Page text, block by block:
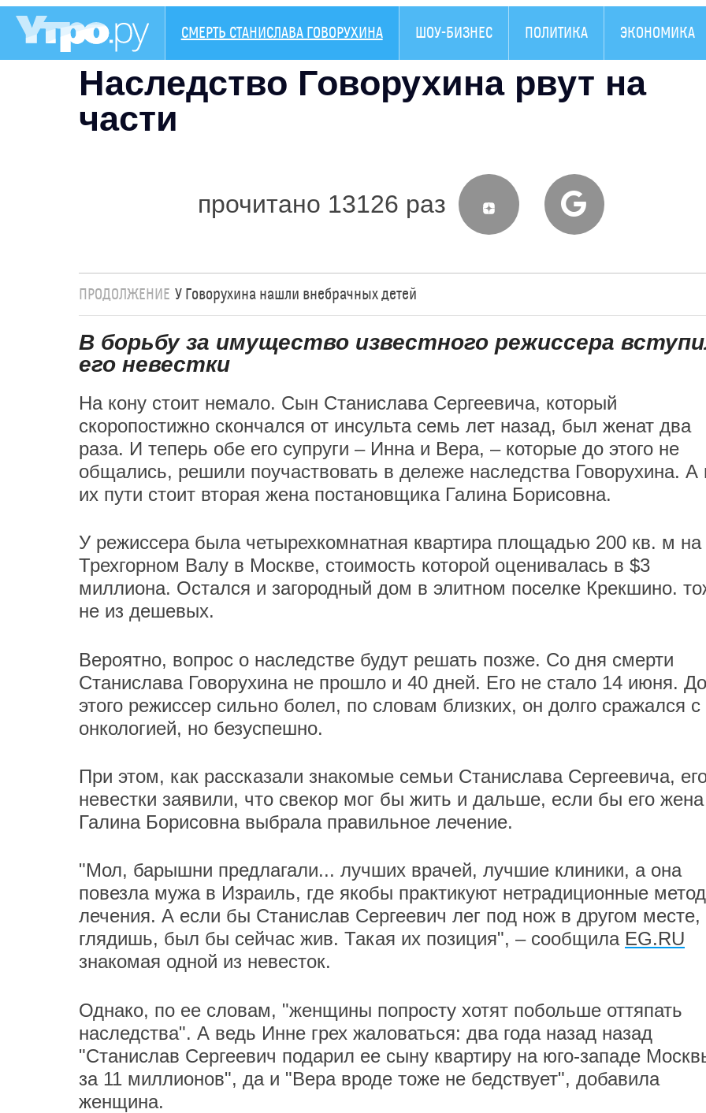
СМЕРТЬ СТАНИСЛАВА ГОВОРУХИНА ШОУ-БИЗНЕС ПОЛИТИКА ЭКОНОМИКА
Наследство Говорухина рвут на
части
прочитано 13126 раз
ПРОДОЛЖЕНИЕ У Говорухина нашли внебрачных детей
В борьбу за имущество известного режиссера
его невестки
На кону стоит немало. Сын Станислава Сергеевича, который
скоропостижно скончался от инсульта семь лет назад, был женат два
раза. И теперь обе его супруги – Инна и Вера, – которые до этого не
общались, решили поучаствовать в дележе наследства Говорухина. А
их пути стоит вторая жена постановщика Галина Борисовна.
У режиссера была четырехкомнатная квартира площадью 200 кв. м на
Трехгорном Валу в Москве, стоимость которой оценивалась в $3
миллиона. Остался и загородный дом в элитном поселке Крекшино.
не из дешевых.
Вероятно, вопрос о наследстве будут решать позже. Со дня смерти
Станислава Говорухина не прошло и 40 дней. Его не стало 14 июня. До
этого режиссер сильно болел, по словам близких, он долго сражался с
онкологией, но безуспешно.
При этом, как рассказали знакомые семьи Станислава Сергеевича,
невестки заявили, что свекор мог бы жить и дальше, если бы его жена
Галина Борисовна выбрала правильное лечение.
"Мол, барышни предлагали... лучших врачей, лучшие клиники, а она
повезла мужа в Израиль, где якобы практикуют нетрадиционные
лечения. А если бы Станислав Сергеевич лег под нож в другом месте,
глядишь, был бы сейчас жив. Такая их позиция", – сообщила EG.RU
знакомая одной из невесток.
Однако, по ее словам, "женщины попросту хотят побольше оттяпать
наследства". А ведь Инне грех жаловаться: два года назад назад
"Станислав Сергеевич подарил ее сыну квартиру на юго-западе
за 11 миллионов", да и "Вера вроде тоже не бедствует", добавила
женщина.